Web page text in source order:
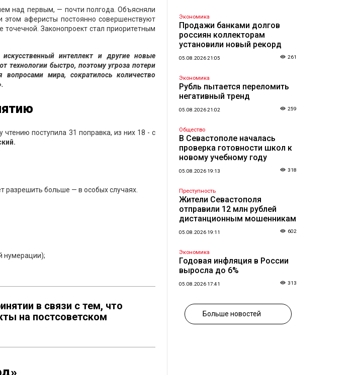
над первым, — почти полгода. Объясняли
аферисты постоянно совершенствуют
Законопроект стал приоритетным
интеллект и другие новые
технологии быстро, поэтому угроза потери
мира, сократилось количество
поступила 31 поправка, из них 18 - с
разрешить больше — в особых случаях.
нумерации);
в связи с тем, что
на постсоветском
Экономика
Продажи банками долгов
россиян коллекторам
установили новый рекорд
05.08.2026 21:05 261
Экономика
Рубль пытается переломить
негативный тренд
05.08.2026 21:02 259
Общество
В Севастополе началась
проверка готовности школ к
новому учебному году
05.08.2026 19:13 318
Преступность
Жители Севастополя
отправили 12 млн рублей
дистанционным мошенникам
05.08.2026 19:11 602
Экономика
Годовая инфляция в России
выросла до 6%
05.08.2026 17:41 313
Больше новостей